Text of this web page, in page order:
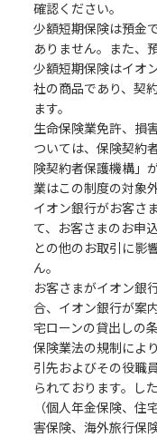
確認ください。
少額短期保険は預金
ありません。また、
少額短期保険はイオ
社の商品であり、契
ます。
生命保険業免許、損
ついては、保険契約
険契約者保護機構」
業はこの制度の対象
イオン銀行がお客さ
て、お客さまのお申
との他のお取引に影
ん。
お客さまがイオン銀
合、イオン銀行が案
宅ローンの貸出しの
保険業法の規制によ
引先およびその役職
られております。し
（個人年金保険、住
害保険、海外旅行保